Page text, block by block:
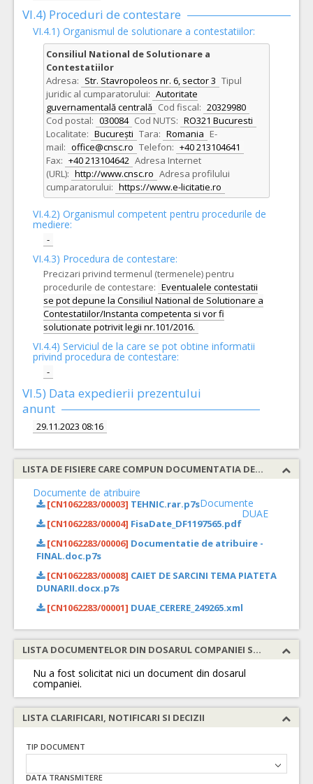
VI.4) Proceduri de contestare
VI.4.1) Organismul de solutionare a contestatiilor:
Consiliul National de Solutionare a
Contestatiilor
Adresa: Str. Stavropoleos nr. 6, sector 3 Tipul
juridic al cumparatorului: Autoritate
guvernamentală centrală Cod fiscal: 20329980
Cod postal: 030084 Cod NUTS: RO321 Bucuresti
Localitate: București Tara: Romania E-
mail: office@cnsc.ro Telefon: +40 213104641
Fax: +40 213104642 Adresa Internet
(URL): http://www.cnsc.ro Adresa profilului
cumparatorului: https://www.e-licitatie.ro
VI.4.2) Organismul competent pentru procedurile de
mediere:
-
VI.4.3) Procedura de contestare:
Precizari privind termenul (termenele) pentru
procedurile de contestare: Eventualele contestatii
se pot depune la Consiliul National de Solutionare a
Contestatiilor/Instanta competenta si vor fi
solutionate potrivit legii nr.101/2016.
VI.4.4) Serviciul de la care se pot obtine informatii
privind procedura de contestare:
-
VI.5) Data expedierii prezentului
anunt
29.11.2023 08:16
LISTA DE FISIERE CARE COMPUN DOCUMENTATIA DE ATRIBUIRE
Documente de atribuire
[CN1062283/00003] TEHNIC.rar.p7s
[CN1062283/00004] FisaDate_DF1197565.pdf
[CN1062283/00006] Documentatie de atribuire -
FINAL.doc.p7s
[CN1062283/00008] CAIET DE SARCINI TEMA PIATETA
DUNARII.docx.p7s
Documente
DUAE
[CN1062283/00001] DUAE_CERERE_249265.xml
LISTA DOCUMENTELOR DIN DOSARUL COMPANIEI SOLICITATE
Nu a fost solicitat nici un document din dosarul
companiei.
LISTA CLARIFICARI, NOTIFICARI SI DECIZII
TIP DOCUMENT
DATA TRANSMITERE